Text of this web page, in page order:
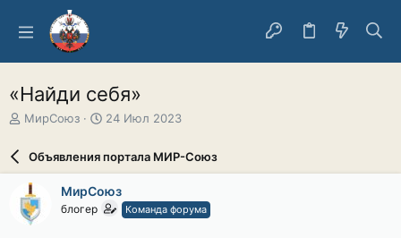
«Найди себя»
А
р
т
е
м
МирСоюз
Д
а
а
ч
24 Июл 2023
Объявления портала МИР-Союз
МирСоюз
блогер Команда форума